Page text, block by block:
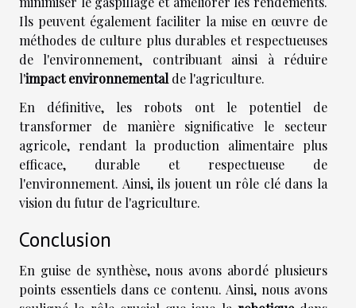
Ils peuvent également faciliter la mise en œuvre de
méthodes de culture plus durables et respectueuses
de l'environnement, contribuant ainsi à réduire
l'impact environnementalde l'agriculture.
En définitive, les robots ont le potentiel de
transformer de manière significative le secteur
agricole, rendant la production alimentaire plus
efficace, durable et respectueuse de
l'environnement. Ainsi, ils jouent un rôle clé dans la
vision du futur de l'agriculture.
Conclusion
En guise de synthèse, nous avons abordé plusieurs
points essentiels dans ce contenu. Ainsi, nous avons